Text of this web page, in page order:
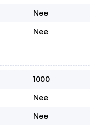
Nee
Nee
1000
Nee
Nee